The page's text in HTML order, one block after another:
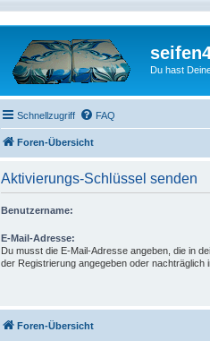
Du hast
Schnellzugriff FAQ
Foren-Übersicht
Aktivierungs-Schlüssel senden
Benutzername:
E-Mail-Adresse:
Du musst die E-Mail-Adresse angeben, die in
der Registrierung angegeben oder nachträglich
Foren-Übersicht